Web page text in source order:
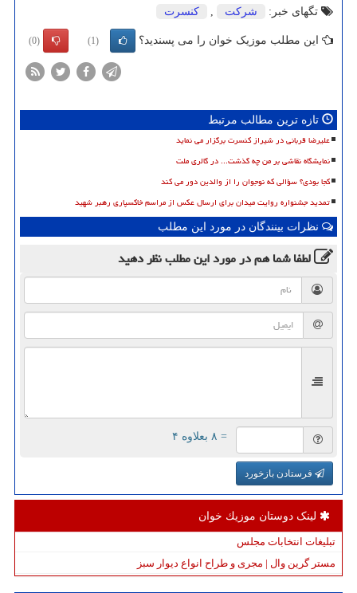
تگهای خبر:
شركت كنسرت
این مطلب موزیک خوان را می پسندید؟ (1)
(0)
تازه ترین مطالب مرتبط
علیرضا قربانی در شیراز کنسرت برگزار می نماید
نمایشگاه نقاشی بر من چه گذشت... در گالری ملت
کجا بودی؟ سؤالی که نوجوان را از والدین دور می کند
تمدید جشنواره روایت میدان برای ارسال عکس از مراسم خاکسپاری رهبر شهید
نظرات بینندگان در مورد این مطلب
لطفا شما همدر مورد این مطلبنظر دهید
= ۸ بعلاوه ۴
فرستادن بازخورد
لینک دوستان موزیك خوان
تبلیغات انتخابات مجلس
مستر گرین وال | مجری و طراح انواع دیوار سبز